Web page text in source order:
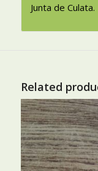
Junta de Culata.
Related